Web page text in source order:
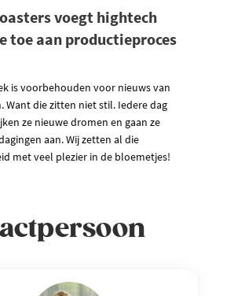
voegt hightech
toe aan productieproces
is voorbehouden voor nieuws van
Want die zitten niet stil. Iedere dag
ze nieuwe dromen en gaan ze
aan. Wij zetten al die
met veel plezier in de bloemetjes!